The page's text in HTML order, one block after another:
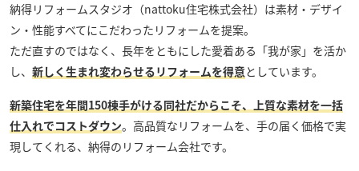
納得リフォームスタジオ（nattoku住宅株式会社） は素材・デザイ
ン・性能すべてにこだわったリフォームを提案。
ただ直すのではなく、長年をともにした愛着ある「我が家」を活か
し、 新しく生まれ変わらせるリフォームを得意 としています。
新築住宅を年間150棟手がける同社だからこそ、上質な素材を一括
仕入れでコストダウン。高品質なリフォームを、手の届く価格で実
現してくれる、納得のリフォーム会社です。